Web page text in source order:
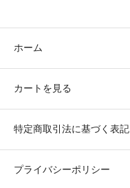
ホーム
カートを見る
特定商取引法に基づく表記
プライバシーポリシー